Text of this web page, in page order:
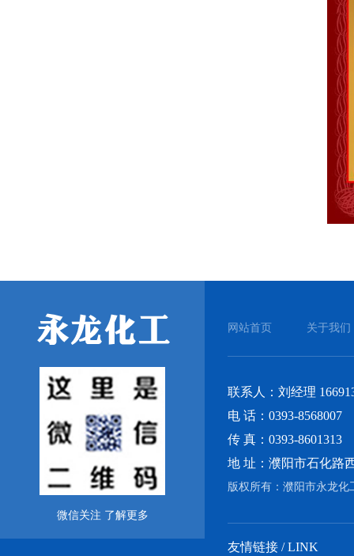
微信关注 了解更多
网站首页 关于我们
联系人：刘经理
电 话：0393-8568007
传 真：0393-8601313
地 址：濮阳市石化路
版权所有：濮阳市永龙
友情链接 / LINK